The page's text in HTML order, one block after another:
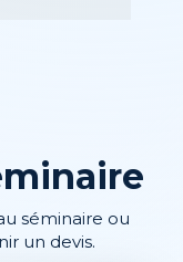
séminaire ou
un devis.